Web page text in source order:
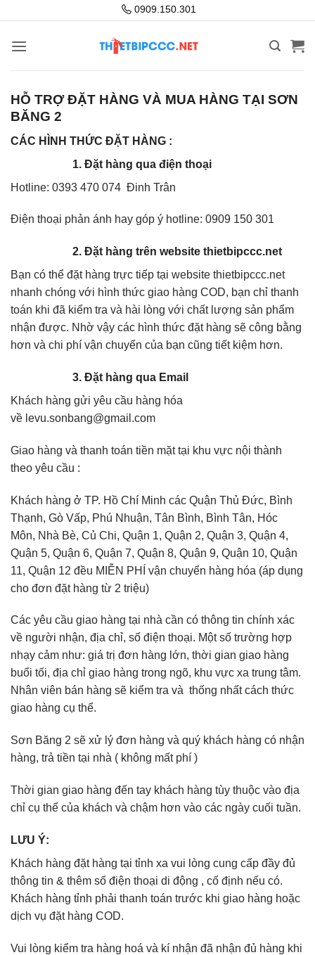
nội
0909.150.301
HỖ TRỢ ĐẶT HÀNG VÀ MUA HÀNG TẠI SƠN
BĂNG 2
CÁC HÌNH THỨC ĐẶT HÀNG :
1. Đặt hàng qua điện thoại
Hotline: 0393 470 074 Đinh Trân
Điện thoại phản ánh hay góp ý hotline: 0909 150 301
2. Đặt hàng trên website thietbipccc.net
Bạn có thể đặt hàng trực tiếp tại website thietbipccc.net
nhanh chóng với hình thức giao hàng COD, bạn chỉ thanh
toán khi đã kiểm tra và hài lòng với chất lượng sản phẩm
nhận được. Nhờ vậy các hình thức đặt hàng sẽ công bằng
hơn và chi phí vận chuyển của bạn cũng tiết kiệm hơn.
3. Đặt hàng qua Email
Khách hàng gửi yêu cầu hàng hóa
về levu.sonbang@gmail.com
Giao hàng và thanh toán tiền mặt tại khu vực nội thành
theo yêu cầu :
Khách hàng ở TP. Hồ Chí Minh các Quận Thủ Đức, Bình
Thạnh, Gò Vấp, Phú Nhuận, Tân Bình, Bình Tân, Hóc
Môn, Nhà Bè, Củ Chi, Quận 1, Quận 2, Quận 3, Quận 4,
Quận 5, Quận 6, Quận 7, Quận 8, Quận 9, Quận 10, Quận
11, Quận 12 đều MIỄN PHÍ vận chuyển hàng hóa (áp dụng
cho đơn đặt hàng từ 2 triệu)
Các yêu cầu giao hàng tại nhà cần có thông tin chính xác
về người nhận, địa chỉ, số điện thoại. Một số trường hợp
nhạy cảm như: giá trị đơn hàng lớn, thời gian giao hàng
buổi tối, địa chỉ giao hàng trong ngõ, khu vực xa trung tâm.
Nhân viên bán hàng sẽ kiểm tra và thống nhất cách thức
giao hàng cụ thể.
Sơn Băng 2 sẽ xử lý đơn hàng và quý khách hàng có nhận
hàng, trả tiền tại nhà ( không mất phí )
Thời gian giao hàng đến tay khách hàng tùy thuộc vào địa
chỉ cụ thể của khách và chậm hơn vào các ngày cuối tuần.
LƯU Ý:
Khách hàng đặt hàng tại tỉnh xa vui lòng cung cấp đầy đủ
thông tin & thêm số điện thoại di động , cố định nếu có.
Khách hàng tỉnh phải thanh toán trước khi giao hàng hoặc
dịch vụ đặt hàng COD.
Vui lòng kiểm tra hàng hoá và kí nhận đã nhận đủ hàng khi